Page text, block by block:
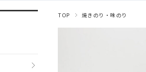
TOP 焼きのり・味のり